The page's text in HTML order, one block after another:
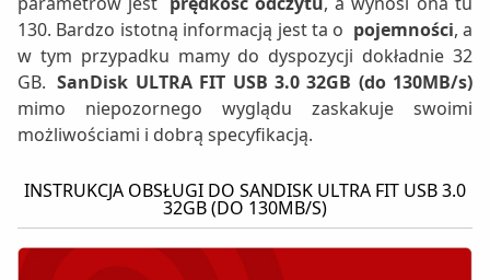
130. Bardzo istotną informacją jest ta o pojemności, a
w tym przypadku mamy do dyspozycji dokładnie 32
GB. SanDisk ULTRA FIT USB 3.0 32GB (do 130MB/s)
mimo niepozornego wyglądu zaskakuje swoimi
możliwościami i dobrą specyfikacją.
INSTRUKCJA OBSŁUGI DO SANDISK ULTRA FIT USB 3.0
32GB (DO 130MB/S)